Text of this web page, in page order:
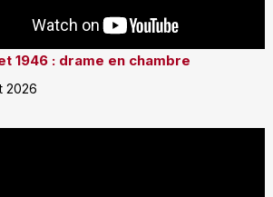
1946 : drame en chambre
2026